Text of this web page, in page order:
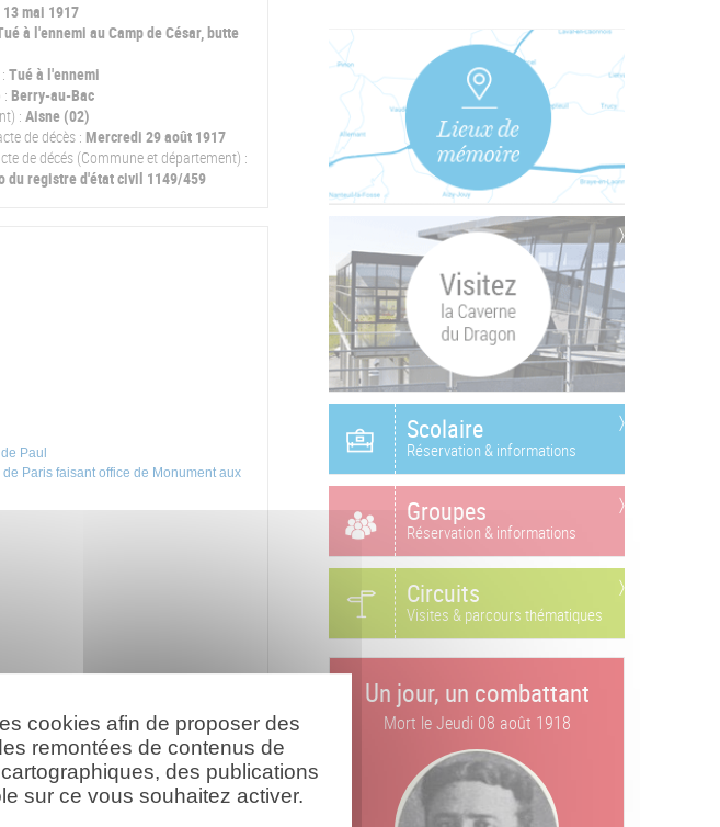
mai 1917
à l'ennemi au Camp de César, butte
Tué à l'ennemi
: Berry-au-Bac
: Aisne (02)
de décès : Mercredi 29 août 1917
de décés (Commune et département) :
du registre d'état civil 1149/459
Paul
Paris faisant office de Monument aux
Scolaire
Réservation & informations
Groupes
Réservation & informations
Circuits
Visites & parcours thématiques
Un jour, un combattant
Mort leJeudi 08 août 1918
cookies afin de proposer des
remontées de contenus de
des publications
sur ce vous souhaitez activer.